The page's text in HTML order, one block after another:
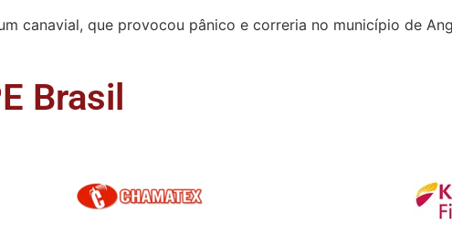
canavial, que provocou pânico e correria no município de
Brasil